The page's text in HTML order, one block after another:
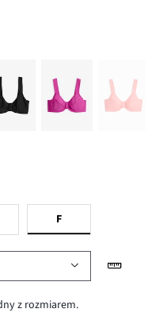
F
z rozmiarem.